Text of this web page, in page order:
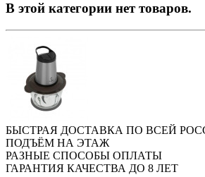
В этой категории нет товаров.
БЫСТРАЯ ДОСТАВКА ПО ВСЕЙ
ПОДЪЁМ НА ЭТАЖ
РАЗНЫЕ СПОСОБЫ ОПЛАТЫ
ГАРАНТИЯ КАЧЕСТВА ДО 8 ЛЕТ